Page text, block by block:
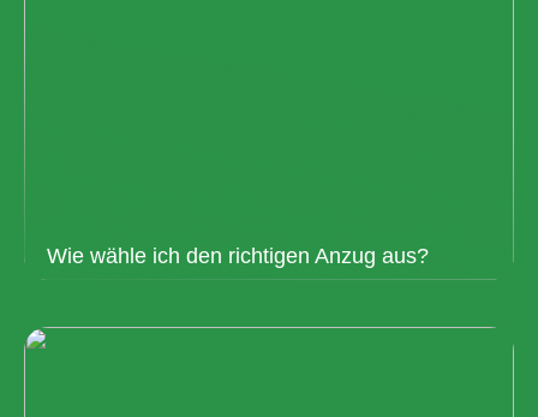
Wie wähle ich den richtigen Anzug aus?